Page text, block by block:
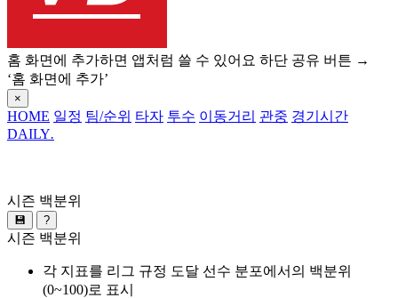
홈 화면에 추가하면 앱처럼 쓸 수 있어요 하단 공유 버튼 →
‘홈 화면에 추가’
×
HOME 일정 팀/순위 타자 투수 이동거리 관중 경기시간
DAILY.
시즌 백분위
💾 ?
시즌 백분위
각 지표를 리그 규정 도달 선수 분포에서의 백분위
(0~100)로 표시